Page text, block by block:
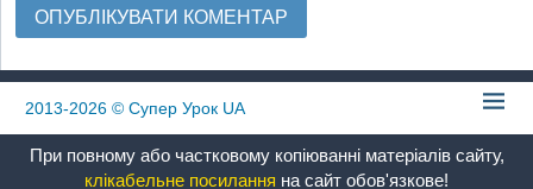
2013-2026 © Супер Урок UA
При повному або частковому копіюванні матеріалів сайту,
клікабельне посилання на сайт обов'язкове!